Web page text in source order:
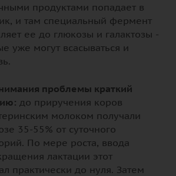
продуктами попадает в
и там специальный фермент
ее до глюкозы и галактозы -
уже могут всасываться и
проблемы краткий
до приручения коров
молоком получали
35-55% от суточного
По мере роста, ввода
лактации этот
практически до нуля. Затем